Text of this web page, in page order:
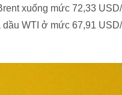
xuống mức 72,33
WTI ở mức 67,91